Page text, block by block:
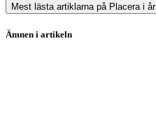
Mest lästa artiklarna på Placera i år
Ämnen i artikeln